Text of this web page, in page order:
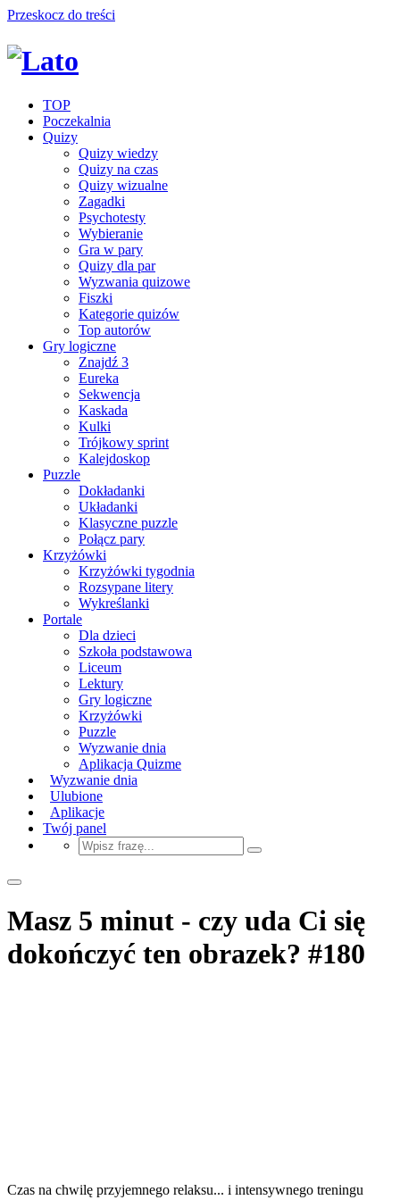
Przeskocz do treści
TOP
Poczekalnia
Quizy
Quizy wiedzy
Quizy na czas
Quizy wizualne
Zagadki
Psychotesty
Wybieranie
Gra w pary
Quizy dla par
Wyzwania quizowe
Fiszki
Kategorie quizów
Top autorów
Gry logiczne
Znajdź 3
Eureka
Sekwencja
Kaskada
Kulki
Trójkowy sprint
Kalejdoskop
Puzzle
Dokładanki
Układanki
Klasyczne puzzle
Połącz pary
Krzyżówki
Krzyżówki tygodnia
Rozsypane litery
Wykreślanki
Portale
Dla dzieci
Szkoła podstawowa
Liceum
Lektury
Gry logiczne
Krzyżówki
Puzzle
Wyzwanie dnia
Aplikacja Quizme
Wyzwanie dnia
Ulubione
Aplikacje
Twój panel
Masz 5 minut - czy uda Ci się
dokończyć ten obrazek? #180
Czas na chwilę przyjemnego relaksu... i intensywnego treningu